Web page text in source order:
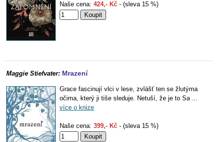
Naše cena: 424,- Kč - (sleva 15 %)
Maggie Stiefvater: Mrazení
Grace fascinují vlci v lese, zvlášť ten se žlutýma
očima, který ji tiše sleduje. Netuší, že je to Sa ...
více o knize
Naše cena: 399,- Kč - (sleva 15 %)